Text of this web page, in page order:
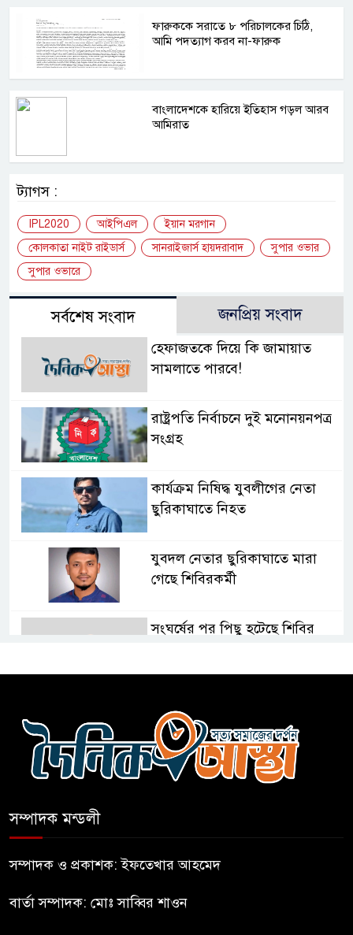
ফারুককে সরাতে ৮ পরিচালকের চিঠি,
আমি পদত্যাগ করব না-ফারুক
বাংলাদেশকে হারিয়ে ইতিহাস গড়ল আরব
আমিরাত
ট্যাগস :
IPL2020 আইপিএল
ইয়ান মরগান
কোলকাতা নাইট রাইডার্স
সানরাইজার্স হায়দরাবাদ
সুপার ওভার
সুপার ওভারে
সর্বশেষ সংবাদ জনপ্রিয় সংবাদ
হেফাজতকে দিয়ে কি জামায়াত
সামলাতে পারবে!
রাষ্ট্রপতি নির্বাচনে দুই মনোনয়নপত্র
সংগ্রহ
কার্যক্রম নিষিদ্ধ যুবলীগের নেতা
ছুরিকাঘাতে নিহত
যুবদল নেতার ছুরিকাঘাতে মারা
গেছে শিবিরকর্মী
সংঘর্ষের পর পিছু হটেছে শিবির
আছে ছাত্রদল
হযরত শাহজালাল বিমানবন্দরে
কিশোর
ভারত থেকে আসছে ২ দশমিক ৩
সম্পাদক মন্ডলী
সম্পাদক ও প্রকাশক: ইফতেখার আহমেদ
বার্তা সম্পাদক: মোঃ সাব্বির শাওন